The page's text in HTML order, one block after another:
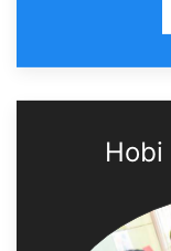
Hobi